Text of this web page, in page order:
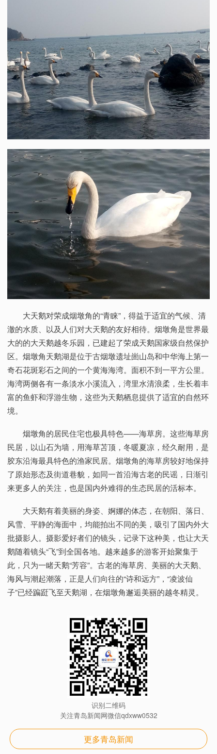
大天鹅对荣成烟墩角的“青睐”，得益于适宜的气候、清
澈的水质、以及人们对大天鹅的友好相待。烟墩角是世界最
大的的大天鹅越冬乐园，已建起了荣成天鹅国家级自然保护
区。烟墩角天鹅湖是位于古烟墩遗址崮山岛和中华海上第一
奇石花斑彩石之间的一个黄海海湾。面积不到一平方公里。
海湾两侧各有一条淡水小溪流入，湾里水清浪柔，生长着丰
富的鱼虾和浮游生物，这些为天鹅栖息提供了适宜的自然环
境。
烟墩角的居民住宅也极具特色——海草房。这些海草房
民居，以山石为墙，用海草苫顶，冬暖夏凉，经久耐用，是
胶东沿海最具特色的渔家民居。烟墩角的海草房较好地保持
了原始形态及街道巷貌，如同一首沿海古老的民谣，日渐引
来更多人的关注，也是国内外难得的生态民居的活标本。
大天鹅有着美丽的身姿、婀娜的体态，在朝阳、落日、
风雪、平静的海面中，均能拍出不同的美，吸引了国内外大
批摄影人。摄影爱好者们的镜头，记录下这种美，也让大天
鹅随着镜头“飞”到全国各地。越来越多的游客开始聚集于
此，只为一睹天鹅“芳容”。古老的海草房、美丽的大天鹅、
海风与潮起潮落，正是人们向往的“诗和远方”，“凌波仙
子”已经蹁跹飞至天鹅湖，在烟墩角邂逅美丽的越冬精灵。
识别二维码
关注青岛新闻网微信qdxww0532
更多青岛新闻